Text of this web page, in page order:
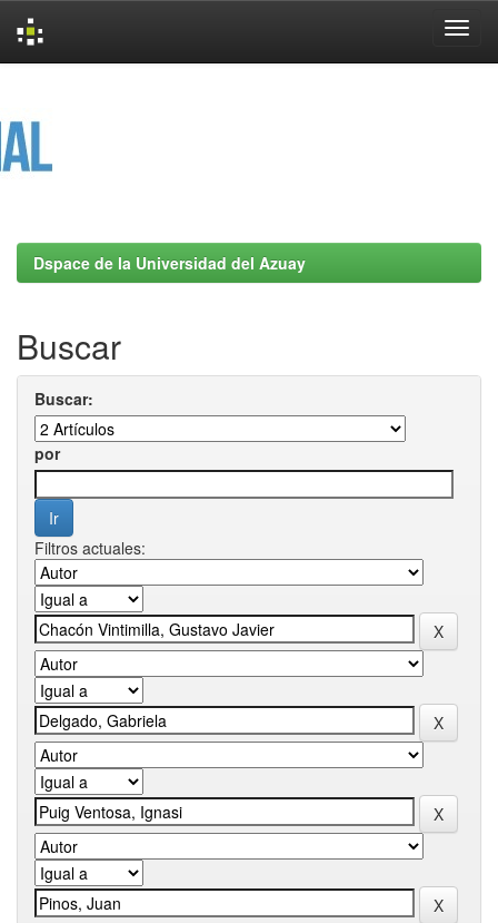
Dspace de la Universidad del Azuay
Buscar
Buscar:
por
Filtros actuales: